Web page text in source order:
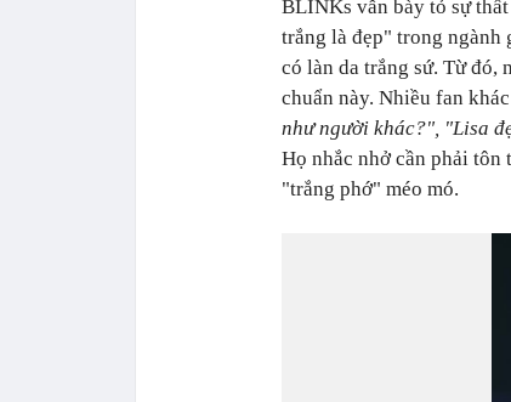
BLINKs vẫn bày tỏ sự
trắng là đẹp" trong
có làn da trắng sứ. Từ đó,
chuẩn này. Nhiều fan
như người khác?", "Lisa
Họ nhắc nhở cần phải
"trắng phớ" méo mó.